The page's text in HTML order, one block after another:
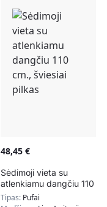
48,45 €
Sėdimoji vieta su
atlenkiamu dangčiu 110
cm., šviesiai pilkas
Tipas: Pufai